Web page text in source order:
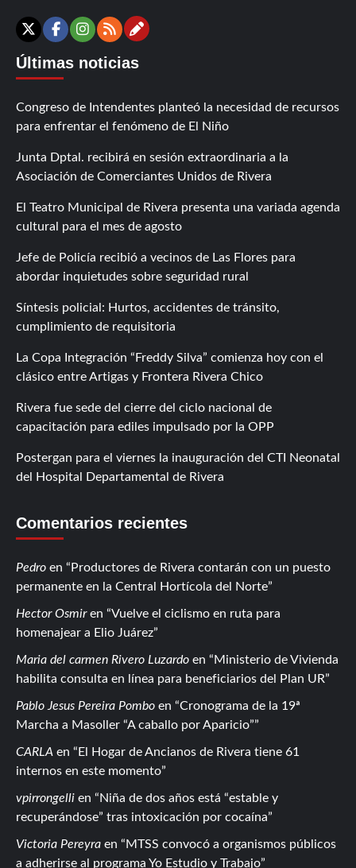
X Facebook
Instagram
RSSContáctanos
Últimas noticias
Congreso de Intendentes planteó la necesidad de recursos
para enfrentar el fenómeno de El Niño
Junta Dptal. recibirá en sesión extraordinaria a la
Asociación de Comerciantes Unidos de Rivera
El Teatro Municipal de Rivera presenta una variada agenda
cultural para el mes de agosto
Jefe de Policía recibió a vecinos de Las Flores para
abordar inquietudes sobre seguridad rural
Síntesis policial: Hurtos, accidentes de tránsito,
cumplimiento de requisitoria
La Copa Integración “Freddy Silva” comienza hoy con el
clásico entre Artigas y Frontera Rivera Chico
Rivera fue sede del cierre del ciclo nacional de
capacitación para ediles impulsado por la OPP
Postergan para el viernes la inauguración del CTI Neonatal
del Hospital Departamental de Rivera
Comentarios recientes
Pedro en
Productores de Rivera contarán con un puesto
permanente en la Central Hortícola del Norte
Hector Osmiren
Vuelve el ciclismo en ruta para
homenajear a Elio Juárez
Maria del carmen Rivero Luzardo en
Ministerio de Vivienda
habilita consulta en línea para beneficiarios del Plan UR
Pablo Jesus Pereira Pombo en
Cronograma de la 19ª
Marcha a Masoller “A caballo por Aparicio”
CARLA en
El Hogar de Ancianos de Rivera tiene 61
internos en este momento
vpirrongelli en
Niña de dos años está “estable y
recuperándose” tras intoxicación por cocaína
Victoria Pereyra en
MTSS convocó a organismos públicos
a adherirse al programa Yo Estudio y Trabajo